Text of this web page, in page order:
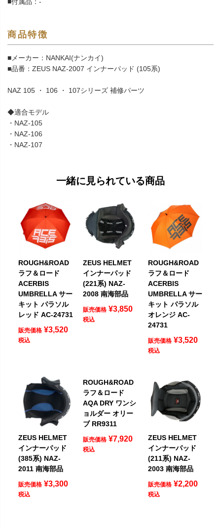
商品特徴
■メーカー：NANKAI(ナンカイ)
■品番：ZEUS NAZ-2007 インナーパッド (105系)
NAZ 105 ・ 106 ・ 107シリーズ 補修パーツ
◆適合モデル
・NAZ-105
・NAZ-106
・NAZ-107
一緒に見られている商品
ROUGH&ROAD
ラフ＆ロード
ACERBIS
UMBRELLA サー
キット パラソル
レッド AC-24731
販売価格 ¥3,520
税込
ZEUS HELMET
インナーパッド
(221系) NAZ-
2008 南海部品
販売価格 ¥3,850
税込
ROUGH&ROAD
ラフ＆ロード
ACERBIS
UMBRELLA サー
キット パラソル
オレンジ AC-
24731
販売価格 ¥3,520
税込
ZEUS HELMET
インナーパッド
(385系) NAZ-
2011 南海部品
販売価格 ¥3,300
税込
ROUGH&ROAD
ラフ＆ロード
AQA DRY ワンシ
ョルダー オリー
ブ RR9311
販売価格 ¥7,920
税込
ZEUS HELMET
インナーパッド
(211系) NAZ-
2003 南海部品
販売価格 ¥2,200
税込